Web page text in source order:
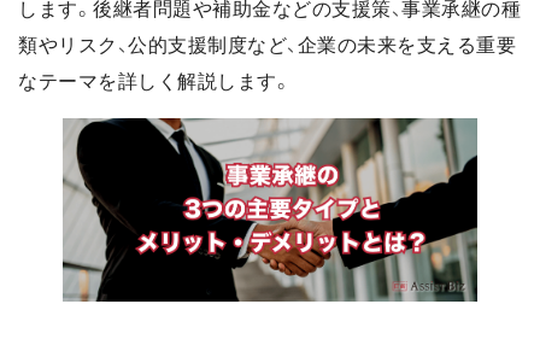
します。後継者問題や補助金などの支援策、事業承継の種
類やリスク、公的支援制度など、企業の未来を支える重要
なテーマを詳しく解説します。